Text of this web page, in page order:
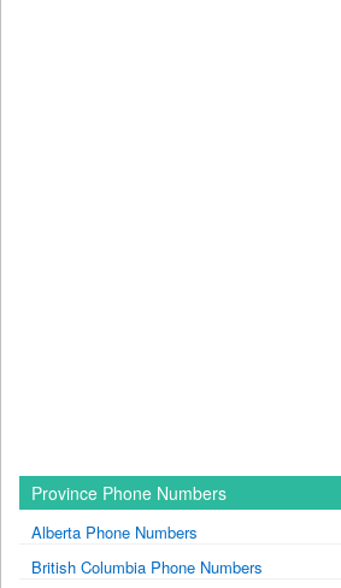
Province Phone Numbers
Alberta Phone Numbers
British Columbia Phone Numbers